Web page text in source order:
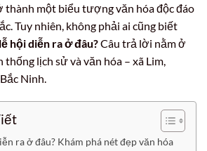
thành một biểu tượng văn hóa độc đáo
Tuy nhiên, không phải ai cũng biết
hội diễn ra ở đâu?Câu trả lời nằm ở
lịch sử và văn hóa – xã Lim,
Ninh.
ra ở đâu? Khám phá nét đẹp văn hóa